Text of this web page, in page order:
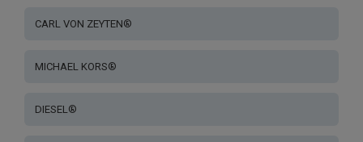
CARL VON ZEYTEN®
MICHAEL KORS®
DIESEL®